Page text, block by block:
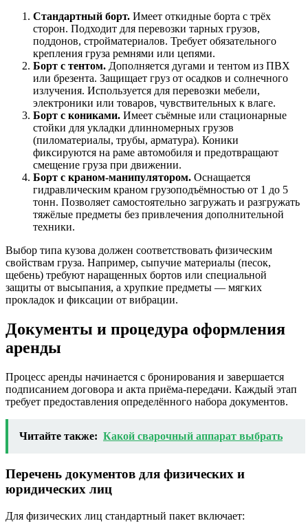
Стандартный борт. Имеет откидные борта с трёх
сторон. Подходит для перевозки тарных грузов,
поддонов, стройматериалов. Требует обязательного
крепления груза ремнями или цепями.
Борт с тентом. Дополняется дугами и тентом из ПВХ
или брезента. Защищает груз от осадков и солнечного
излучения. Используется для перевозки мебели,
электроники или товаров, чувствительных к влаге.
Борт с кониками. Имеет съёмные или стационарные
стойки для укладки длинномерных грузов
(пиломатериалы, трубы, арматура). Коники
фиксируются на раме автомобиля и предотвращают
смещение груза при движении.
Борт с краном-манипулятором. Оснащается
гидравлическим краном грузоподъёмностью от 1 до 5
тонн. Позволяет самостоятельно загружать и разгружать
тяжёлые предметы без привлечения дополнительной
техники.
Выбор типа кузова должен соответствовать физическим
свойствам груза. Например, сыпучие материалы (песок,
щебень) требуют наращенных бортов или специальной
защиты от высыпания, а хрупкие предметы — мягких
прокладок и фиксации от вибрации.
Документы и процедура оформления
аренды
Процесс аренды начинается с бронирования и завершается
подписанием договора и акта приёма-передачи. Каждый этап
требует предоставления определённого набора документов.
Читайте также: Какой сварочный аппарат выбрать
Перечень документов для физических и
юридических лиц
Для физических лиц стандартный пакет включает: